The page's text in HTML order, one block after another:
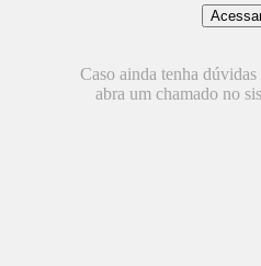
Caso ainda tenha
abra um chamado no